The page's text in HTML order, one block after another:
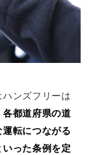
ハンズフリーは
各都道府県の道
転につながる
った条例を定